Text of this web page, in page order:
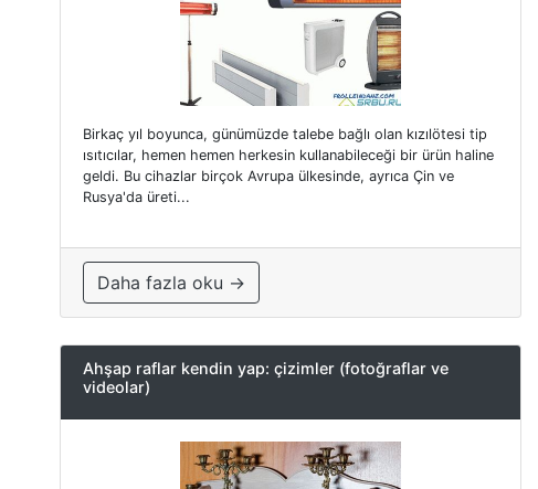
Birkaç yıl boyunca, günümüzde talebe bağlı olan kızılötesi tip
ısıtıcılar, hemen hemen herkesin kullanabileceği bir ürün haline
geldi. Bu cihazlar birçok Avrupa ülkesinde, ayrıca Çin ve
Rusya'da üreti...
Daha fazla oku →
Ahşap raflar kendin yap: çizimler (fotoğraflar ve
videolar)